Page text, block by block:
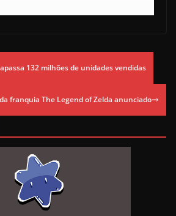
132 milhões de unidades vendidas
franquia The Legend of Zelda anunciado